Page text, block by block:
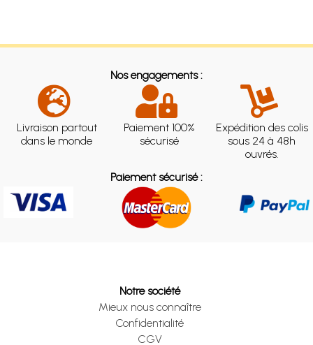
Nos engagements :
Livraison partout
dans le monde
Paiement 100%
sécurisé
Expédition des colis
sous 24 à 48h
ouvrés.
Paiement sécurisé :
Notre société
Mieux nous connaître
Confidentialité
CGV